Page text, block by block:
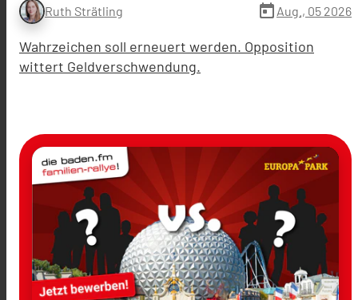
Ruth Strätling today Aug., 05 2026
Wahrzeichen soll erneuert werden. Opposition
wittert Geldverschwendung.